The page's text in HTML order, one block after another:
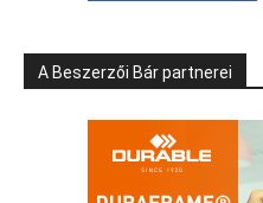
A Beszerzői Bár partnerei